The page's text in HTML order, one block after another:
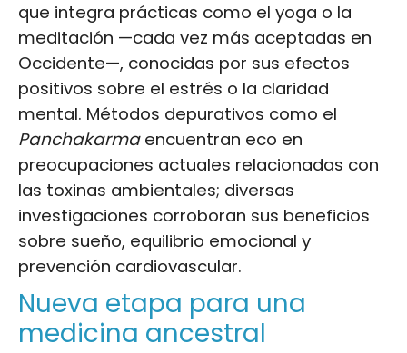
que integra prácticas como el yoga o la
meditación —cada vez más aceptadas en
Occidente—, conocidas por sus efectos
positivos sobre el estrés o la claridad
mental. Métodos depurativos como el
Panchakarmaencuentran eco en
preocupaciones actuales relacionadas con
las toxinas ambientales; diversas
investigaciones corroboran sus beneficios
sobre sueño, equilibrio emocional y
prevención cardiovascular.
Nueva etapa para una
medicina ancestral